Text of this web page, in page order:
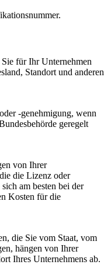
für Ihr Unternehmen
Standort und anderen
-genehmigung, wenn
geregelt
von Ihrer
die Lizenz oder
am besten bei der
Kosten für die
die Sie vom Staat, vom
hängen von Ihrer
Ihres Unternehmens ab.